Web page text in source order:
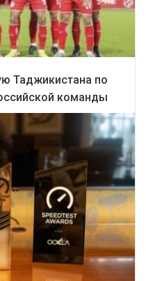
Таджикистана по
команды